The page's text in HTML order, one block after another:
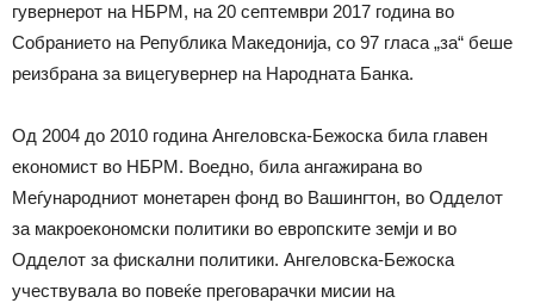
гувернерот на НБРМ, на 20 септември 2017 година во
Собранието на Република Македонија, со 97 гласа „за“ беше
реизбрана за вицегувернер на Народната Банка.
Од 2004 до 2010 година Ангеловска-Бежоска била главен
економист во НБРМ. Воедно, била ангажирана во
Меѓународниот монетарен фонд во Вашингтон, во Одделот
за макроекономски политики во европските земји и во
Одделот за фискални политики. Ангеловска-Бежоска
учествувала во повеќе преговарачки мисии на